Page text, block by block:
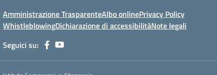
Amministrazione TrasparenteAlbo onlinePrivacy Policy
WhistleblowingDichiarazione di accessibilitàNote legali
Seguici su: